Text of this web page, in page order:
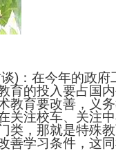
：在今年的政府
育的投入要占国
教育要改善，义
关注校车、关注
类，那就是特殊
善学习条件，这